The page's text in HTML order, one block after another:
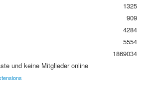
1325
909
4284
5554
1869034
und keine Mitglieder online